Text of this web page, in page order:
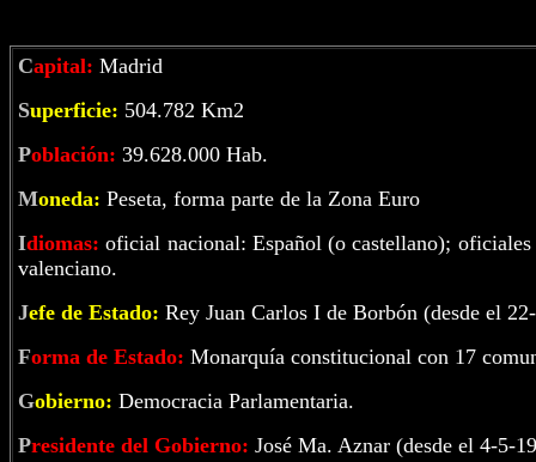
Capital: Madrid
Superficie: 504.782 Km2
Población: 39.628.000 Hab.
Moneda: Peseta, forma parte de la Zona Euro
Idiomas: oficial nacional: Español (o castellano);
valenciano.
Jefe de Estado: Rey Juan Carlos I de Borbón (desde el
Forma de Estado: Monarquía constitucional con 17
Gobierno: Democracia Parlamentaria.
Presidente del Gobierno: José Ma. Aznar (desde el 4-5-